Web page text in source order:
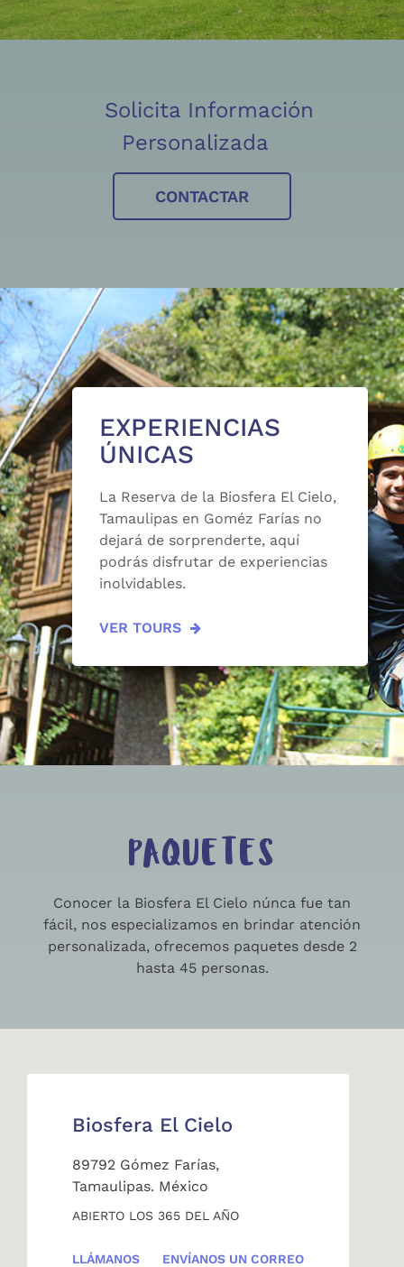
Solicita Información
Personalizada
CONTACTAR
EXPERIENCIAS
ÚNICAS
La Reserva de la Biosfera El Cielo,
Tamaulipas en Goméz Farías no
dejará de sorprenderte, aquí
podrás disfrutar de experiencias
inolvidables.
VER TOURS
PAQUETES
Conocer la Biosfera El Cielo núnca fue tan
fácil, nos especializamos en brindar atención
personalizada, ofrecemos paquetes desde 2
hasta 45 personas.
Biosfera El Cielo
89792 Gómez Farías,
Tamaulipas. México
ABIERTO LOS 365 DEL AÑO
LLÁMANOS ENVÍANOS UN CORREO